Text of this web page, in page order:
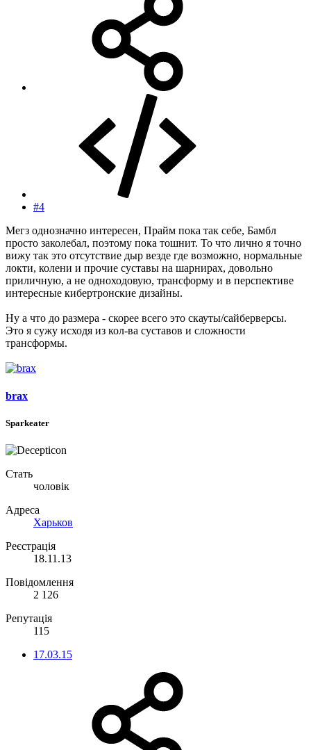
#4
Мегз однозначно интересен, Прайм пока так себе, Бамбл
просто заколебал, поэтому пока тошнит. То что лично я точно
вижу так это отсутствие дыр везде где возможно, нормальные
локти, колени и прочие суставы на шарнирах, довольно
приличную, а не одноходовую, трансформу и в перспективе
интересные кибертронские дизайны.
Ну а что до размера - скорее всего это скауты/сайберверсы.
Это я сужу исходя из кол-ва суставов и сложности
трансформы.
brax
Sparkeater
Стать
чоловік
Адреса
Харьков
Реєстрація
18.11.13
Повідомлення
2 126
Репутація
115
17.03.15